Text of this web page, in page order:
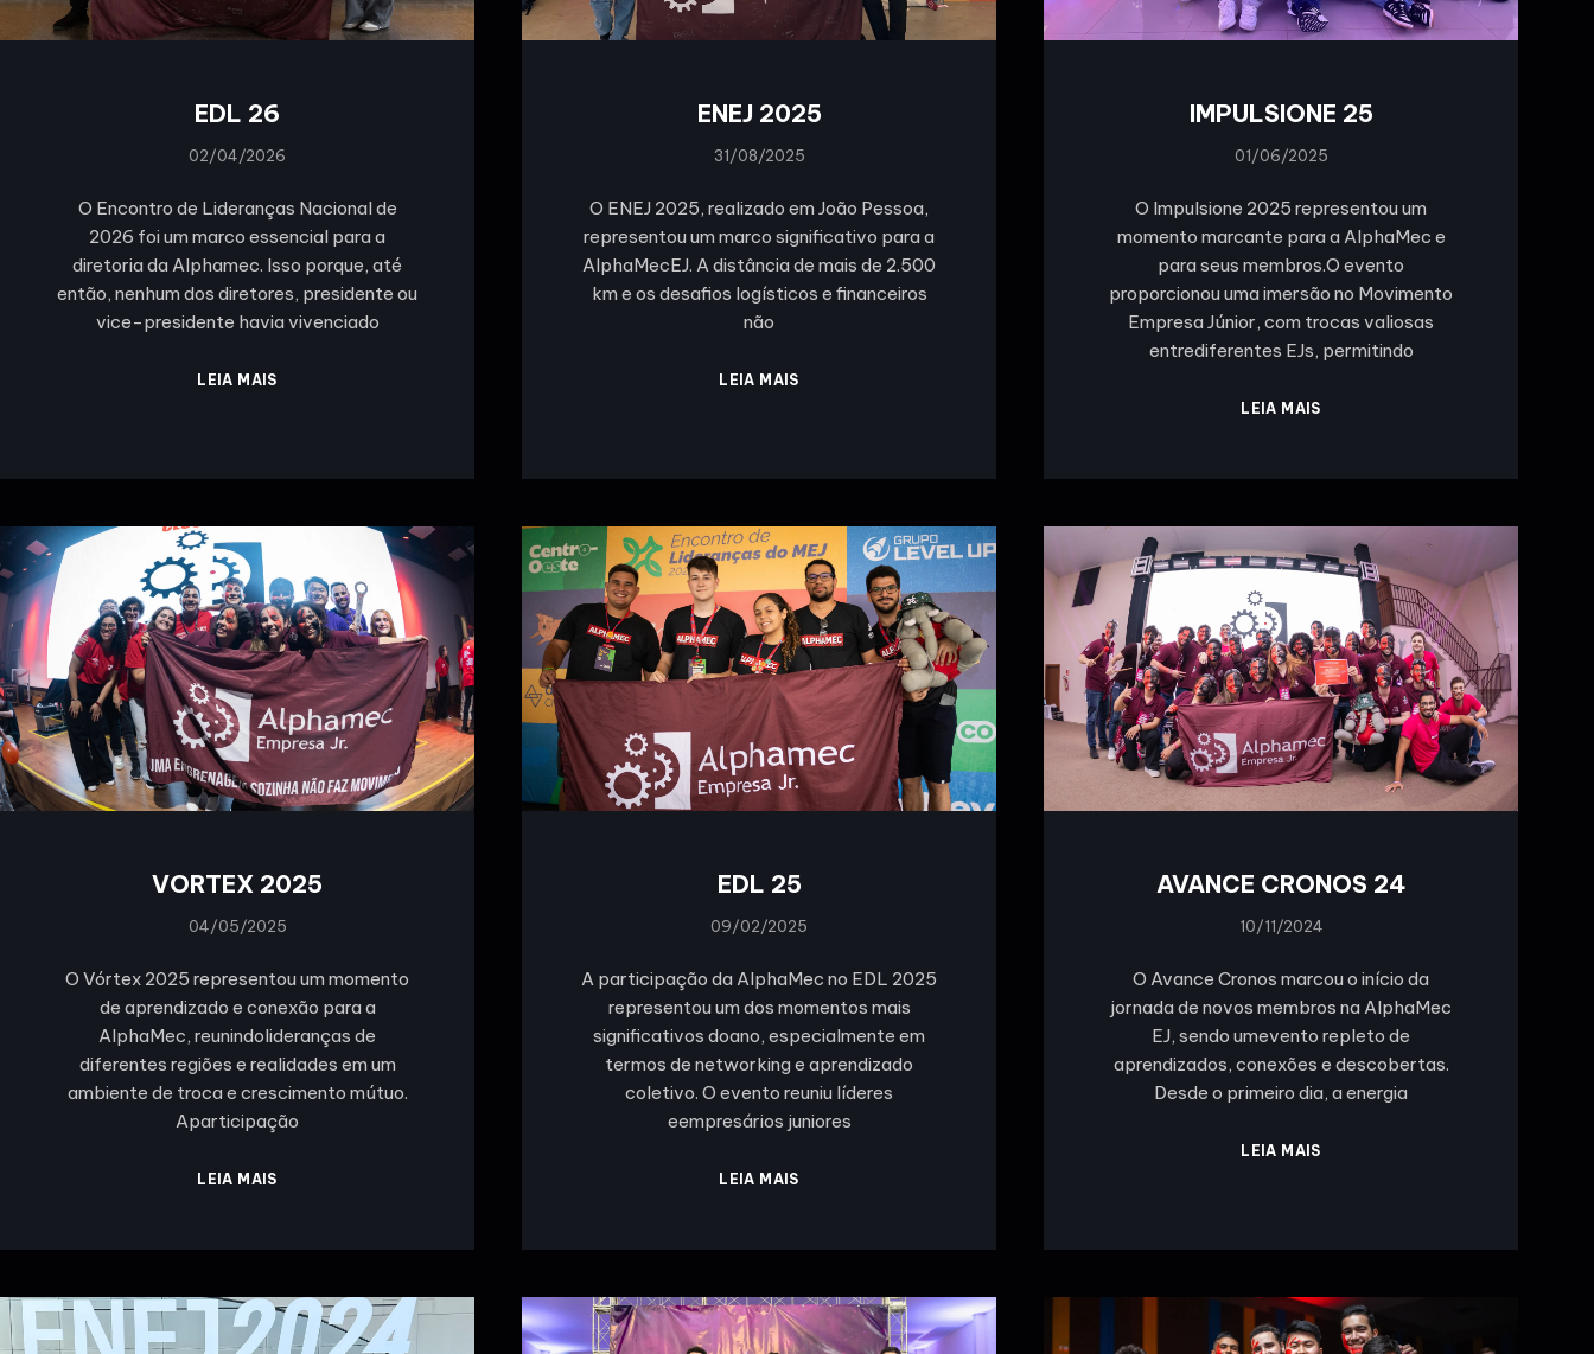
EDL 26
02/04/2026
O Encontro de Lideranças Nacional de
2026 foi um marco essencial para a
diretoria da Alphamec. Isso porque, até
então, nenhum dos diretores, presidente ou
vice-presidente havia vivenciado
LEIA MAIS
ENEJ 2025
31/08/2025
O ENEJ 2025, realizado em João Pessoa,
representou um marco significativo para a
AlphaMecEJ. A distância de mais de 2.500
km e os desafios logísticos e financeiros
não
LEIA MAIS
IMPULSIONE 25
01/06/2025
O Impulsione 2025 representou um
momento marcante para a AlphaMec e
para seus membros.O evento
proporcionou uma imersão no Movimento
Empresa Júnior, com trocas valiosas
entrediferentes EJs, permitindo
LEIA MAIS
VORTEX 2025
04/05/2025
O Vórtex 2025 representou um momento
de aprendizado e conexão para a
AlphaMec, reunindolideranças de
diferentes regiões e realidades em um
ambiente de troca e crescimento mútuo.
Aparticipação
LEIA MAIS
EDL 25
09/02/2025
A participação da AlphaMec no EDL 2025
representou um dos momentos mais
significativos doano, especialmente em
termos de networking e aprendizado
coletivo. O evento reuniu líderes
eempresários juniores
LEIA MAIS
AVANCE CRONOS 24
10/11/2024
O Avance Cronos marcou o início da
jornada de novos membros na AlphaMec
EJ, sendo umevento repleto de
aprendizados, conexões e descobertas.
Desde o primeiro dia, a energia
LEIA MAIS